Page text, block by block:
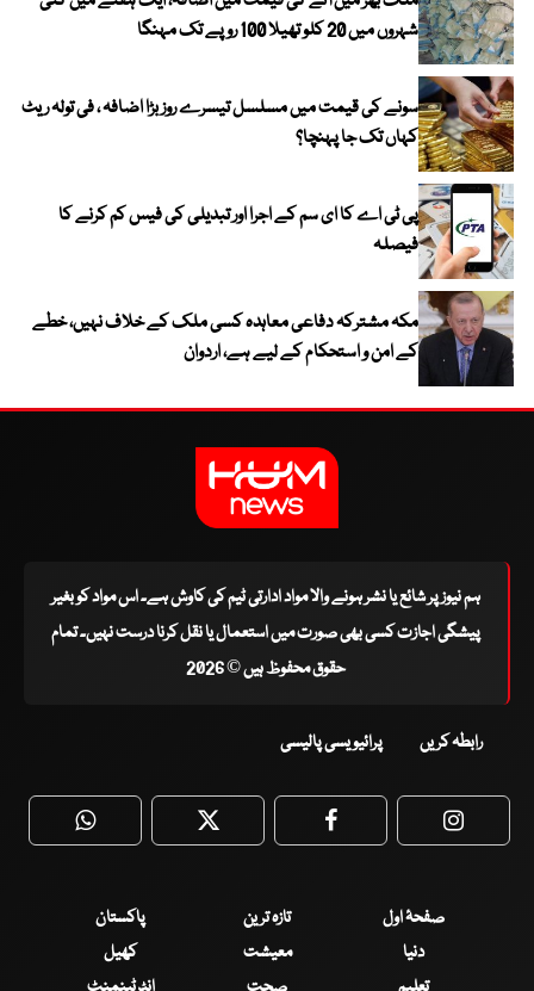
شہروں میں 20 کلو تھیلا 100 روپے تک مہنگا
سونے کی قیمت میں مسلسل تیسرے روز بڑا اضافہ ، فی تولہ ریٹ
کہاں تک جا پہنچا؟
پی ٹی اے کا ای سم کے اجرا اور تبدیلی کی فیس کم کرنے کا
فیصلہ
مکہ مشترکہ دفاعی معاہدہ کسی ملک کے خلاف نہیں، خطے
کے امن و استحکام کے لیے ہے، اردوان
ہم نیوز پر شائع یا نشر ہونے والا مواد ادارتی ٹیم کی کاوش ہے۔ اس مواد کو بغیر
پیشگی اجازت کسی بھی صورت میں استعمال یا نقل کرنا درست نہیں۔ تمام
حقوق محفوظ ہیں © 2026
رابطہ کریں پرائیویسی پالیسی
WhatsApp Twitter Facebook
صفحۂ اول تازہ ترین
پاکستان
دنیا
معیشت
کھیل